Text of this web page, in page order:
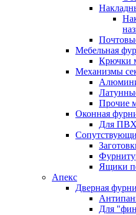
Мебельная
Крючки
Механизмы
Прочие
Оконная
Для ПВХ
Ящики
Апекс
Дверная
Для